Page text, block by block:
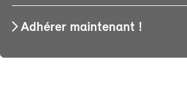
Adhérer maintenant !